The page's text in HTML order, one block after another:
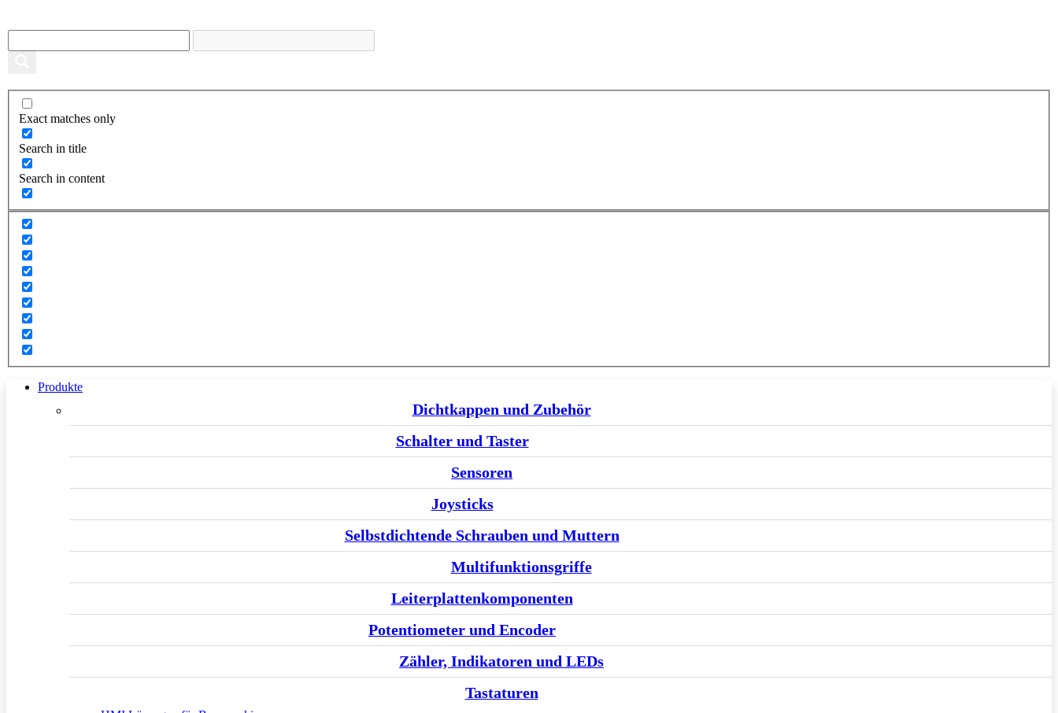
Exact matches only
Search in title
Search in content
Produkte
Dichtkappen und Zubehör
Schalter und Taster
Sensoren
Joysticks
Selbstdichtende Schrauben und Muttern
Multifunktionsgriffe
Leiterplattenkomponenten
Potentiometer und Encoder
Zähler, Indikatoren und LEDs
Tastaturen